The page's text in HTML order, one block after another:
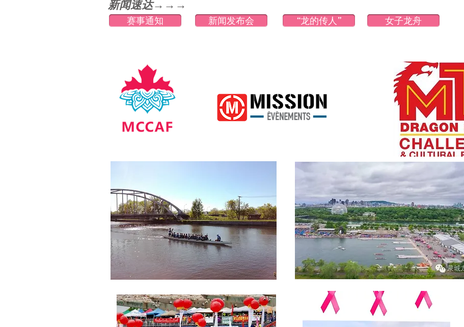
新闻速达→→→
赛事通知 新闻发布会 “龙的传人” 女子龙舟